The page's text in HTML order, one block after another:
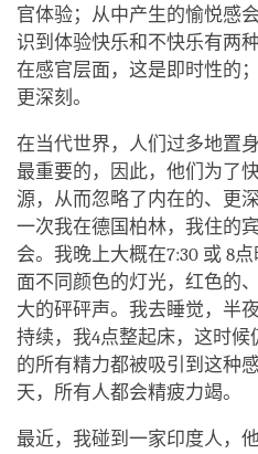
官体验；从中产生的愉悦感
识到体验快乐和不快乐有两
在感官层面，这是即时性的
更深刻。
在当代世界，人们过多地置
最重要的，因此，他们为了
源，从而忽略了内在的、更
一次我在德国柏林，我住的
会。我晚上大概在7:30 或 8
面不同颜色的灯光，红色的
大的砰砰声。我去睡觉，半
持续，我4点整起床，这时候
的所有精力都被吸引到这种
天，所有人都会精疲力竭。
最近，我碰到一家印度人，